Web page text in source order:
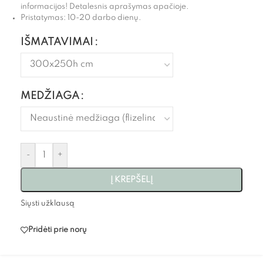
informacijos! Detalesnis aprašymas apačioje.
Pristatymas: 10-20 darbo dienų.
IŠMATAVIMAI
MEDŽIAGA
- +
Į KREPŠELĮ
Siųsti užklausą
Pridėti prie norų